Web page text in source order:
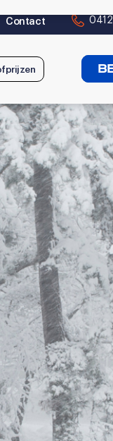
Contact